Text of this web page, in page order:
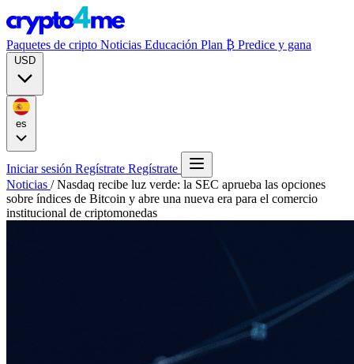
Paquetes de cripto Noticias Educación Plan ₿ Predice y gana
Iniciar sesión Regístrate Regístrate
Noticias / Nasdaq recibe luz verde: la SEC aprueba las opciones
sobre índices de Bitcoin y abre una nueva era para el comercio
institucional de criptomonedas